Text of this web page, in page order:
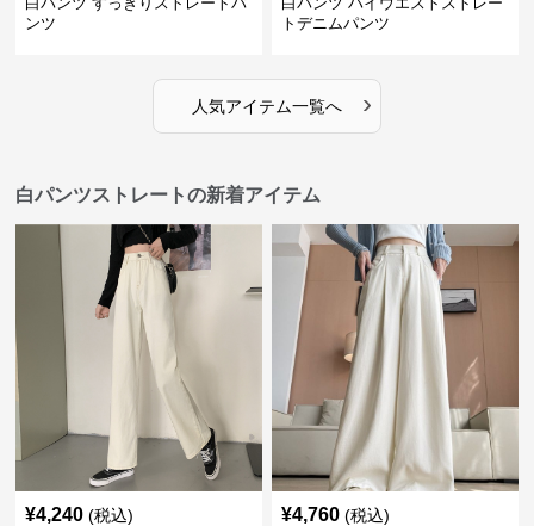
ンツ
トデニムパンツ
人気アイテム一覧へ ›
白パンツストレートの新着アイテム
¥4,240 (税込) ¥4,760 (税込)